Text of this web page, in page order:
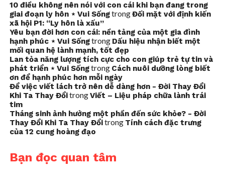
10 điều không nên nói với con cái khi bạn đang trong
giai đoạn ly hôn ⋆ Vui SốngtrongĐối mặt với định kiến
xã hội P1: “Ly hôn là xấu”
Yêu bạn đời hơn con cái: nền tảng của một gia đình
hạnh phúc ⋆ Vui Sốngtrong Dấu hiệu nhận biết một
mối quan hệ lành mạnh, tốt đẹp
Lan tỏa năng lượng tích cực cho con giúp trẻ tự tin và
phát triển ⋆ Vui Sốngtrong Cách nuôi dưỡng lòng biết
ơn để hạnh phúc hơn mỗi ngày
Để việc viết lách trở nên dễ dàng hơn - Đời Thay Đổi
Khi Ta Thay ĐổitrongViết – Liệu pháp chữa lành trái
tim
Tháng sinh ảnh hưởng một phần đến sức khỏe? - Đời
Thay Đổi Khi Ta Thay Đổitrong Tính cách đặc trưng
của 12 cung hoàng đạo
Bạn đọc quan tâm